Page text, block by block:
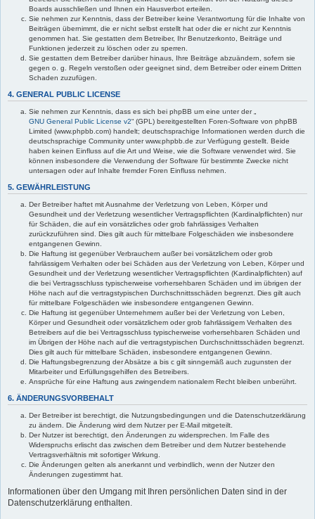
Boards ausschließen und Ihnen ein Hausverbot erteilen.
Sie nehmen zur Kenntnis, dass der Betreiber keine Verantwortung für die Inhalte von
Beiträgen übernimmt, die er nicht selbst erstellt hat oder die er nicht zur Kenntnis
genommen hat. Sie gestatten dem Betreiber, Ihr Benutzerkonto, Beiträge und
Funktionen jederzeit zu löschen oder zu sperren.
Sie gestatten dem Betreiber darüber hinaus, Ihre Beiträge abzuändern, sofern sie
gegen o. g. Regeln verstoßen oder geeignet sind, dem Betreiber oder einem Dritten
Schaden zuzufügen.
4. GENERAL PUBLIC LICENSE
Sie nehmen zur Kenntnis, dass es sich bei phpBB um eine unter der „
GNU General Public License v2“ (GPL) bereitgestellten Foren-Software von phpBB
Limited (www.phpbb.com) handelt; deutschsprachige Informationen werden durch die
deutschsprachige Community unter www.phpbb.de zur Verfügung gestellt. Beide
haben keinen Einfluss auf die Art und Weise, wie die Software verwendet wird. Sie
können insbesondere die Verwendung der Software für bestimmte Zwecke nicht
untersagen oder auf Inhalte fremder Foren Einfluss nehmen.
5. GEWÄHRLEISTUNG
Der Betreiber haftet mit Ausnahme der Verletzung von Leben, Körper und
Gesundheit und der Verletzung wesentlicher Vertragspflichten (Kardinalpflichten) nur
für Schäden, die auf ein vorsätzliches oder grob fahrlässiges Verhalten
zurückzuführen sind. Dies gilt auch für mittelbare Folgeschäden wie insbesondere
entgangenen Gewinn.
Die Haftung ist gegenüber Verbrauchern außer bei vorsätzlichem oder grob
fahrlässigem Verhalten oder bei Schäden aus der Verletzung von Leben, Körper und
Gesundheit und der Verletzung wesentlicher Vertragspflichten (Kardinalpflichten) auf
die bei Vertragsschluss typischerweise vorhersehbaren Schäden und im übrigen der
Höhe nach auf die vertragstypischen Durchschnittsschäden begrenzt. Dies gilt auch
für mittelbare Folgeschäden wie insbesondere entgangenen Gewinn.
Die Haftung ist gegenüber Unternehmern außer bei der Verletzung von Leben,
Körper und Gesundheit oder vorsätzlichem oder grob fahrlässigem Verhalten des
Betreibers auf die bei Vertragsschluss typischerweise vorhersehbaren Schäden und
im Übrigen der Höhe nach auf die vertragstypischen Durchschnittsschäden begrenzt.
Dies gilt auch für mittelbare Schäden, insbesondere entgangenen Gewinn.
Die Haftungsbegrenzung der Absätze a bis c gilt sinngemäß auch zugunsten der
Mitarbeiter und Erfüllungsgehilfen des Betreibers.
Ansprüche für eine Haftung aus zwingendem nationalem Recht bleiben unberührt.
6. ÄNDERUNGSVORBEHALT
Der Betreiber ist berechtigt, die Nutzungsbedingungen und die Datenschutzerklärung
zu ändern. Die Änderung wird dem Nutzer per E-Mail mitgeteilt.
Der Nutzer ist berechtigt, den Änderungen zu widersprechen. Im Falle des
Widerspruchs erlischt das zwischen dem Betreiber und dem Nutzer bestehende
Vertragsverhältnis mit sofortiger Wirkung.
Die Änderungen gelten als anerkannt und verbindlich, wenn der Nutzer den
Änderungen zugestimmt hat.
Informationen über den Umgang mit Ihren persönlichen Daten sind in der
Datenschutzerklärung enthalten.